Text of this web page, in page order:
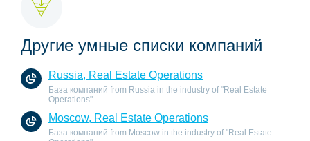
Другие умные списки компаний
Russia, Real Estate Operations
База компаний from Russia in the industry of "Real Estate
Operations"
Moscow, Real Estate Operations
База компаний from Moscow in the industry of "Real Estate